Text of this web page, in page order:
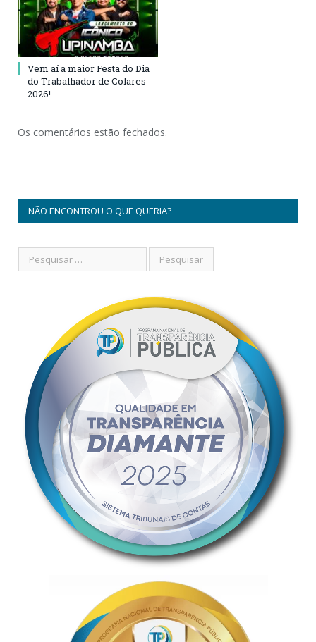
Vem aí a maior Festa do Dia
do Trabalhador de Colares
2026!
Os comentários estão fechados.
NÃO ENCONTROU O QUE QUERIA?